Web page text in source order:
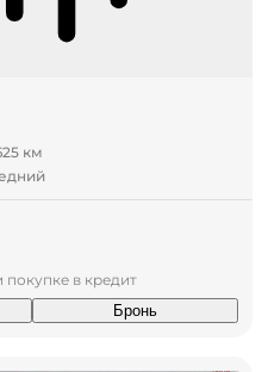
км
покупке в кредит
Бронь